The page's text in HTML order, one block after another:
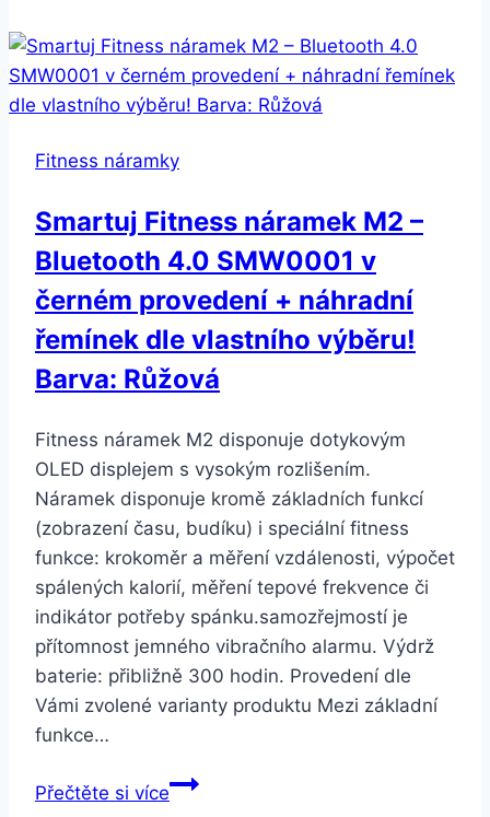
Blue
Fitness náramky
Smartuj Fitness náramek M2 –
Bluetooth 4.0 SMW0001 v
černém provedení + náhradní
řemínek dle vlastního výběru!
Barva: Růžová
Fitness náramek M2 disponuje dotykovým
OLED displejem s vysokým rozlišením.
Náramek disponuje kromě základních funkcí
(zobrazení času, budíku) i speciální fitness
funkce: krokoměr a měření vzdálenosti, výpočet
spálených kalorií, měření tepové frekvence či
indikátor potřeby spánku.samozřejmostí je
přítomnost jemného vibračního alarmu. Výdrž
baterie: přibližně 300 hodin. Provedení dle
Vámi zvolené varianty produktu Mezi základní
funkce…
Přečtěte si víceSmartuj